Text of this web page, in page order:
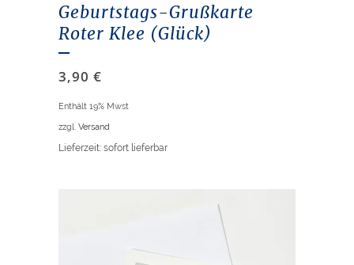
Geburtstags-Grußkarte
Roter Klee (Glück)
3,90 €
Enthält 19% Mwst
zzgl. Versand
Lieferzeit: sofort lieferbar